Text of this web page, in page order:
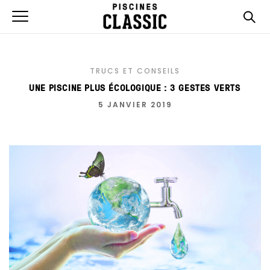
TRUCS ET CONSEILS
UNE PISCINE PLUS ÉCOLOGIQUE : 3 GESTES VERTS
5 JANVIER 2019